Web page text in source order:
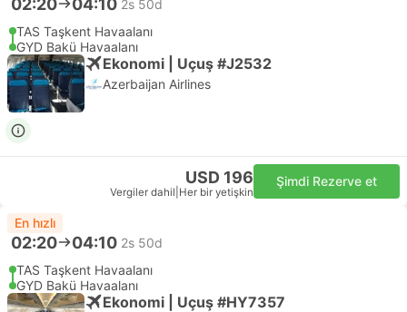
2s 50d
TAS Taşkent Havaalanı
GYD Bakü Havaalanı
Ekonomi | Uçuş #J2532
Azerbaijan Airlines
USD 196
Vergiler dahil Her bir yetişkin
Şimdi Rezerve et
En hızlı
02:20 04:10 2s 50d
TAS Taşkent Havaalanı
GYD Bakü Havaalanı
Ekonomi | Uçuş #HY7357